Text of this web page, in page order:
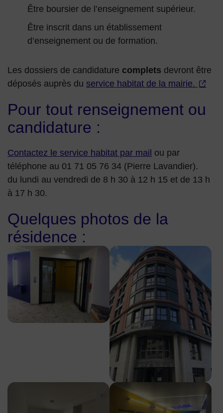
Accès aux étages de la résidence La Fabrique du village
Façade de la résidence La
Appartement accessible PMR de la résidence La Fabrique
Hall d'entrée de la résidence
Être boursier de l’enseignement supérieur.
Être inscrit dans un établissement
d’enseignement ou de formation.
Les dossiers de candidature complets devront être
déposés auprès du service habitat de la mairie.
Pour tout renseignement ou
candidature :
Contactez le service habitat par mail ou par
téléphone au 01 71 05 76 34 (Pierre Lavandier).
du lundi au vendredi de 8 h 30 à 12 h 15 et de 13 h
à 17 h 30.
Quelques photos de la
résidence :